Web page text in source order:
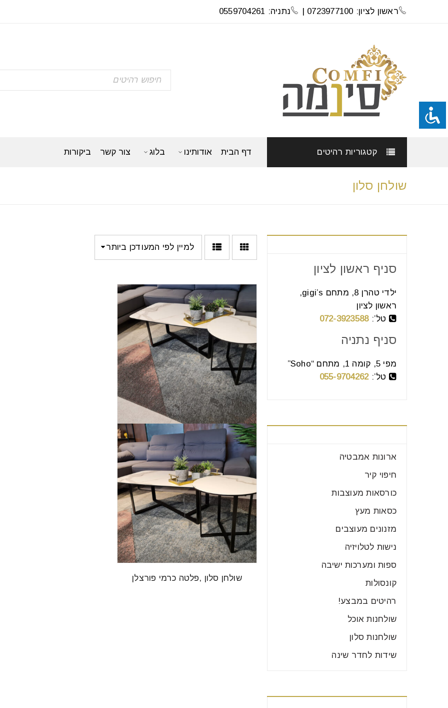
ראשון לציון: 0723977100 | נתניה: 0559704261
קטגוריות רהיטים דף הבית אודותינו בלוג צור קשר ביקורות
שולחן סלון
למיין לפי המעודכן ביותר
שולחן סלון ,פלטה כרמי פורצלן
סניף ראשון לציון
ילדי טהרן 8, מתחם gigi’s,
ראשון לציון
טל’:072-3923588
סניף נתניה
מפי 5, קומה 1, מתחם “Soho”
טל’:055-9704262
ארונות אמבטיה
חיפוי קיר
כורסאות מעוצבות
כסאות מעץ
מזנונים מעוצבים
נישות לטלויזיה
ספות ומערכות ישיבה
קונסולות
רהיטים במבצע!
שולחנות אוכל
שולחנות סלון
שידות לחדר שינה